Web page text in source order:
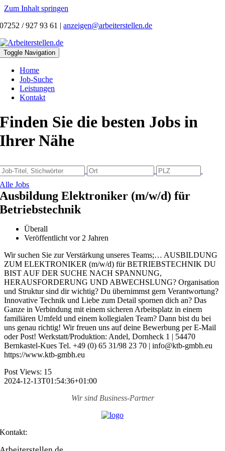
Zum Inhalt springen
07252 / 927 93 61 |anzeigen@arbeiterstellen.de
Toggle Navigation
Home
Job-Suche
Leistungen
Kontakt
Finden Sie die besten Jobs in
Ihrer Nähe
Alle Jobs
Ausbildung Elektroniker (m/w/d) für
Betriebstechnik
Überall
Veröffentlicht vor 2 Jahren
Wir suchen Sie zur Verstärkung unseres Teams;… AUSBILDUNG
ZUM ELEKTRONIKER (m/w/d) für BETRIEBSTECHNIK DU
BIST AUF DER SUCHE NACH SPANNUNG,
HERAUSFORDERUNG UND ABWECHSLUNG? Organisation
und Struktur sind dir wichtig? Du übernimmst gern Verantwortung?
Innovative Technik und Liebe zum Detail spornen dich an? Das
Ganze in Verbindung mit einem sicheren Arbeitsplatz in einem
familiären Umfeld und einem kollegialen Team? Dann bist du bei
uns genau richtig! Wir freuen uns auf deine Bewerbung per E-Mail
oder Post! Werkstatt/Produktion: Andel, Dornheck 1 | 54470
Bernkastel-Kues Tel. +49 (0) 65 31/98 23 70 | info@ktb-gmbh.eu
https://www.ktb-gmbh.eu
Post Views: 15
2024-12-13T01:54:36+01:00
Wir sind Business-Partner
Kontakt: